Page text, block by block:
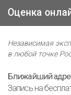
Оценка
Независимая
в любой точке
Ближайший
Запись на